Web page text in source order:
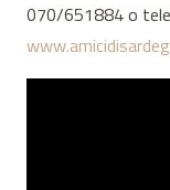
070/651884 o